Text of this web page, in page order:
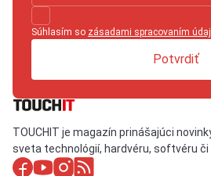
Súhlasím so zásadami spracovaním
Potvrdiť
TOUCHIT je magazín prinášajúci
sveta technológií, hardvéru, softvéru či